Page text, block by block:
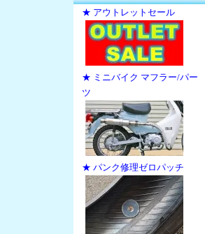
★ アウトレットセール
★ ミニバイク マフラー/パー
ツ
★ パンク修理ゼロパッチ